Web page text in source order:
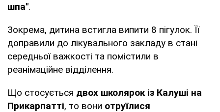
шпа".
Зокрема, дитина встигла випити 8 пігулок. Її
доправили до лікувального закладу в стані
середньої важкості та помістили в
реанімаційне відділення.
Що стосується двох школярок із Калуші на
Прикарпатті, то вони отруїлися